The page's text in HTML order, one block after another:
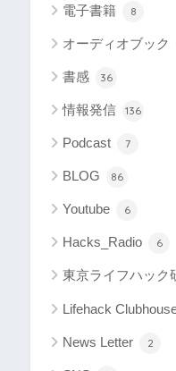
電子書籍 8
オーディオブック
書感 36
情報発信 136
Podcast 7
BLOG 86
Youtube 6
Hacks_Radio 6
東京ライフハック
Lifehack
News Letter 2